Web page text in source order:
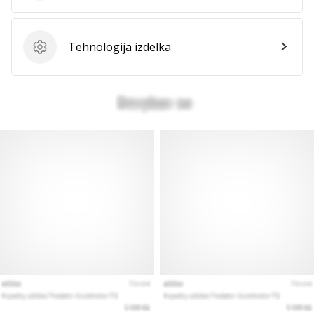
Tehnologija izdelka
Tehnologija izdelka